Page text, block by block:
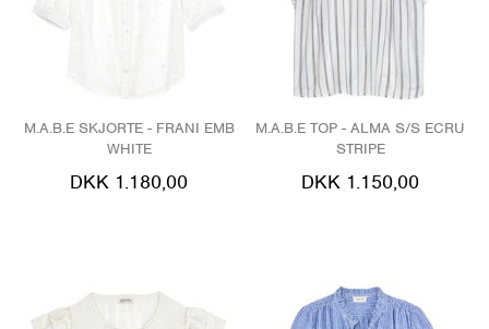
M.A.B.E SKJORTE - FRANI EMB
WHITE
DKK 1.180,00
M.A.B.E TOP - ALMA S/S ECRU
STRIPE
DKK 1.150,00